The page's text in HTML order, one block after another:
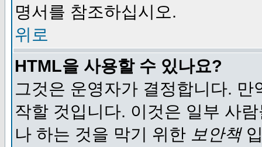
명서를 참조하십시오.
위로
HTML을 사용할 수 있나요?
그것은 운영자가 결정합니다.
작할 것입니다. 이것은 일부 사
나 하는 것을 막기 위한 보안책